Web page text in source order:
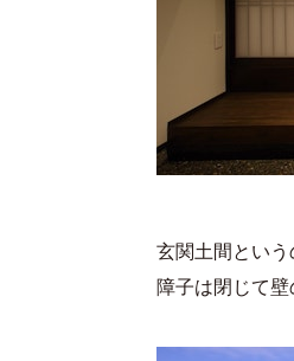
玄関土間という
障子は閉じて